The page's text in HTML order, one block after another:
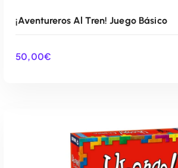
AÑADIR AL CARRITO
¡Aventureros Al Tren! Juego Básico
50,00€